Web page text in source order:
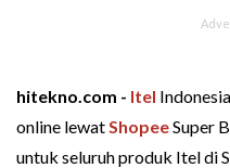
hitekno.com - Itel
online lewatShopeeSuper
untuk seluruh produk Itel di